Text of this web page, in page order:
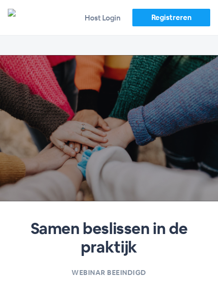
Host Login Registreren
Samen beslissen in de
praktijk
WEBINAR BEEINDIGD